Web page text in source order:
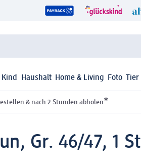
Kind Haushalt Home & Living Foto Tier
& nach 2 Stunden abholen*
Gr. 46/47, 1 St